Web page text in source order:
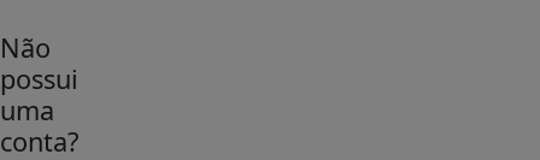
Não
possui
uma
conta?